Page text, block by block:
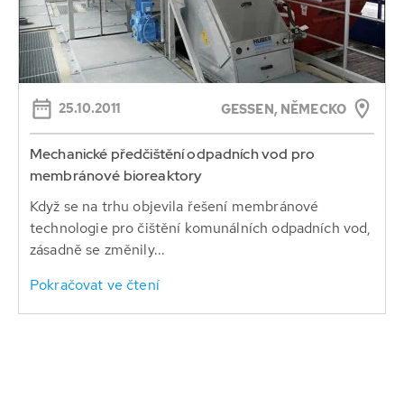
25.10.2011 GESSEN, NĚMECKO
Mechanické předčištění odpadních vod pro
membránové bioreaktory
Když se na trhu objevila řešení membránové
technologie pro čištění komunálních odpadních vod,
zásadně se změnily...
Pokračovat ve čtení